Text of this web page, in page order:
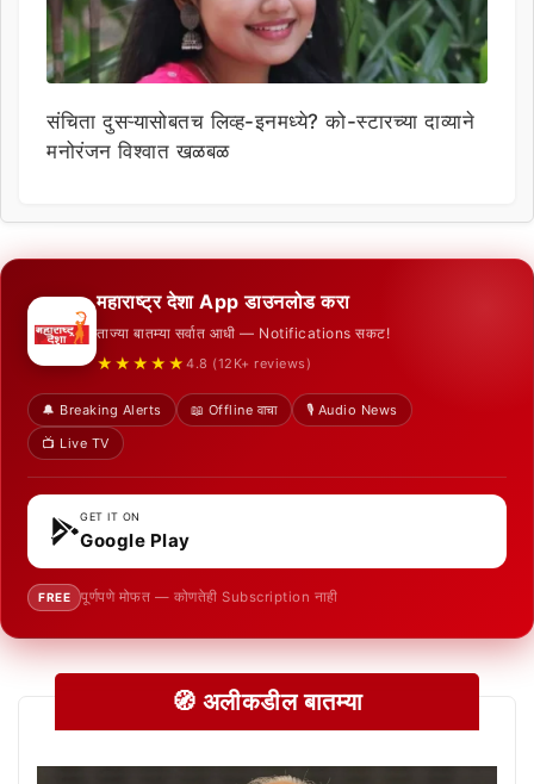
संचिता दुसऱ्यासोबतच लिव्ह-इनमध्ये? को-स्टारच्या दाव्याने
मनोरंजन विश्वात खळबळ
महाराष्ट्र देशा App डाउनलोड करा
ताज्या बातम्या सर्वात आधी — Notifications सकट!
★★★★★ 4.8 (12K+ reviews)
🔔 Breaking Alerts 📖 Offline वाचा
🎙️ Audio News
📺 Live TV
GET IT ON
Google Play
FREE पूर्णपणे मोफत — कोणतेही Subscription नाही
🧭 अलीकडील बातम्या